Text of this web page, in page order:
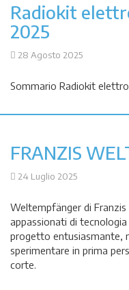
Radiokit
2025
28 Agosto 2025
Sommario Radiokit
FRANZIS
24 Luglio 2025
Weltempfänger di Franzis
appassionati di
progetto entusiasmante,
sperimentare in prima
corte.